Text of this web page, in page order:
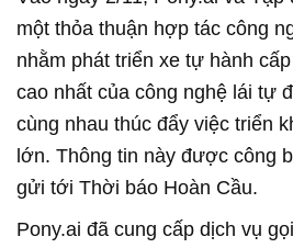
một thỏa thuận hợp tác công
nhằm phát triển xe tự hành
cao nhất của công nghệ lái tự
cùng nhau thúc đẩy việc triển
lớn. Thông tin này được công
gửi tới Thời báo Hoàn Cầu.
Pony.ai đã cung cấp dịch vụ